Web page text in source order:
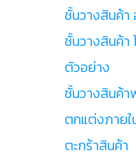
ชั้นวางสินค้า
ชั้นวางสินค้า
ตัวอย่าง
ชั้นวางสินค้
ตกแต่งภายใ
ตะกร้าสินค้า